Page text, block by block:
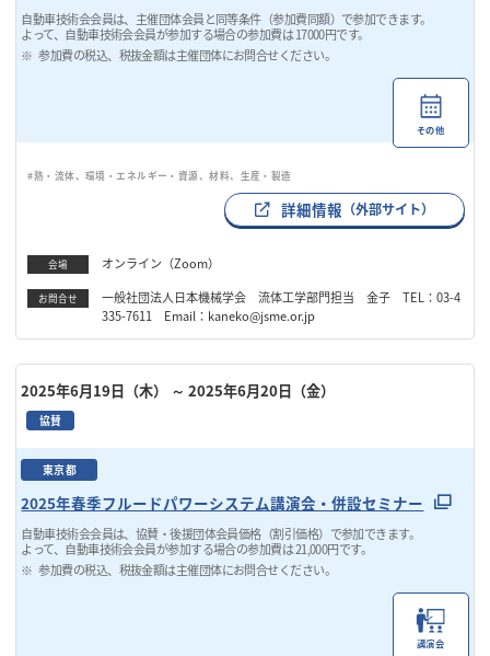
自動車技術会会員は、主催団体会員と同等条件（参加費同額）で参加できます。
よって、自動車技術会会員が参加する場合の参加費は 17000円です。
参加費の税込、税抜金額は主催団体にお問合せください。
その他
#熱・流体、環境・エネルギー・資源、材料、生産・製造
詳細情報 （外部サイト）
会場 オンライン（Zoom）
お問合せ
一般社団法人日本機械学会 流体工学部門担当 金子 TEL：03-4
335-7611 Email：kaneko@jsme.or.jp
2025年6月19日（木） ～ 2025年6月20日（金）
協賛
東京都
2025年春季フルードパワーシステム講演会・併設セミナー
自動車技術会会員は、協賛・後援団体会員価格（割引価格）で参加できます。
よって、自動車技術会会員が参加する場合の参加費は 21,000円です。
参加費の税込、税抜金額は主催団体にお問合せください。
講演会